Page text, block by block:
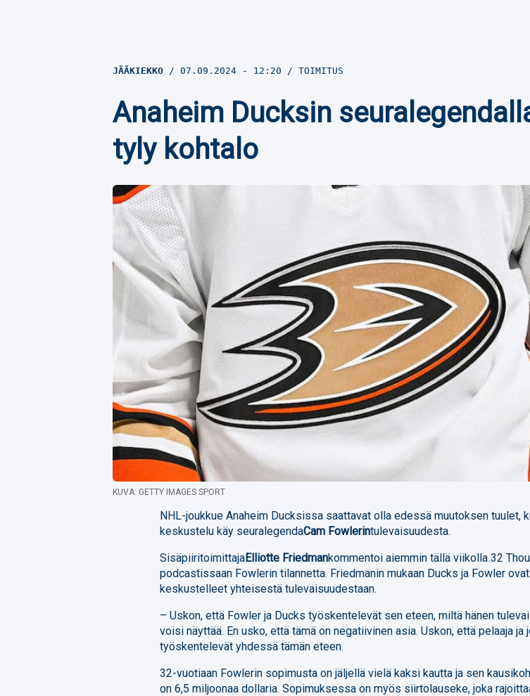
JÄÄKIEKKO 07.09.2024 - 12:20 TOIMITUS
Anaheim Ducksin
tyly kohtalo
KUVA: GETTY IMAGES SPORT
NHL-joukkue Anaheim Ducksissa saattavat olla edessä muutoksen tuulet,
keskustelu käy seuralegendaCam Fowlerintulevaisuudesta.
SisäpiiritoimittajaElliotte Friedmankommentoi aiemmin tällä viikolla 32
podcastissaan Fowlerin tilannetta. Friedmanin mukaan Ducks ja Fowler
keskustelleet yhteisestä tulevaisuudestaan.
– Uskon, että Fowler ja Ducks työskentelevät sen eteen, miltä hänen
voisi näyttää. En usko, että tämä on negatiivinen asia. Uskon, että pelaaja ja
työskentelevät yhdessä tämän eteen.
32-vuotiaan Fowlerin sopimusta on jäljellä vielä kaksi kautta ja sen
on 6,5 miljoonaa dollaria. Sopimuksessa on myös siirtolauseke, joka